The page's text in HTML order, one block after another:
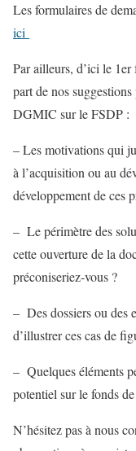
Les formulaires de
ici
Par ailleurs, d’ici le
part de nos
DGMIC sur le FSDP :
– Les motivations qui
à l’acquisition ou au
développement de ces
– Le périmètre des
cette ouverture de la
préconiseriez-vous ?
– Des dossiers ou des
d’illustrer ces cas de
– Quelques éléments
potentiel sur le fonds
N’hésitez pas à nous